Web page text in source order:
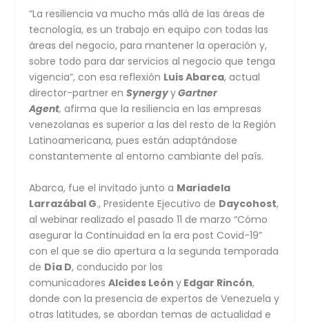
“La resiliencia va mucho más allá de las áreas de
tecnología, es un trabajo en equipo con todas las
áreas del negocio, para mantener la operación y,
sobre todo para dar servicios al negocio que tenga
vigencia”, con esa reflexión Luis Abarca, actual
director-partner enSynergyyGartner
Agent,afirma que la resiliencia en las empresas
venezolanas es superior a las del resto de la Región
Latinoamericana, pues están adaptándose
constantemente al entorno cambiante del país.
Abarca, fue el invitado junto a Mariadela
Larrazábal G., Presidente Ejecutivo de Daycohost,
al webinar realizado el pasado 11 de marzo “Cómo
asegurar la Continuidad en la era post Covid-19”
con el que se dio apertura a la segunda temporada
de Día D, conducido por los
comunicadoresAlcides Leóny Edgar Rincón,
donde con la presencia de expertos de Venezuela y
otras latitudes, se abordan temas de actualidad e